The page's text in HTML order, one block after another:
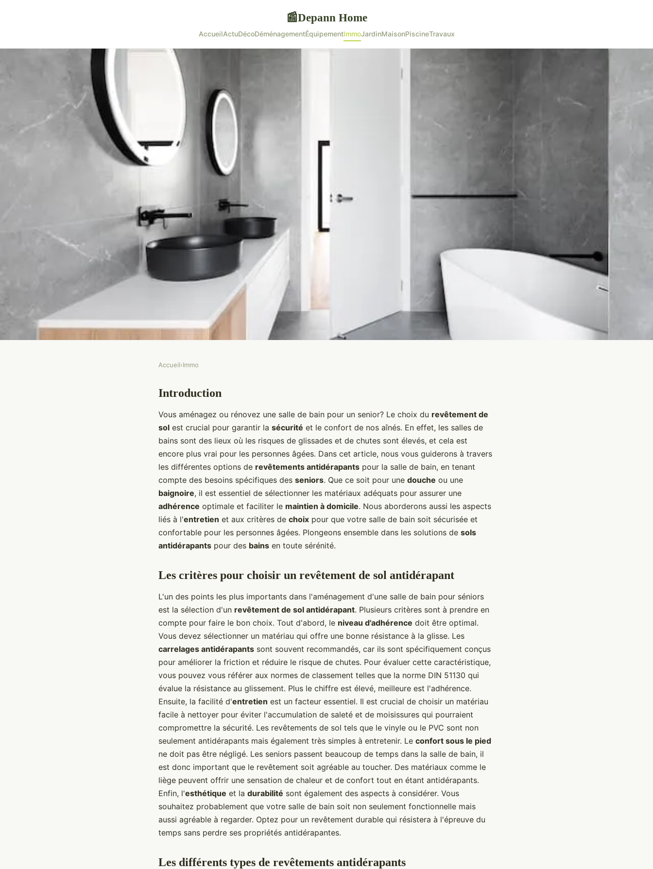
📰Depann Home
AccueilActuDécoDéménagementÉquipementImmoJardinMaisonPiscineTravaux
Comment choisir un revêtement de sol
antidérapant pour une salle de bain
Accueil›Immo
Introduction
Vous aménagez ou rénovez une salle de bain pour un senior? Le choix du revêtement de
sol est crucial pour garantir la sécurité et le confort de nos aînés. En effet, les salles de
bains sont des lieux où les risques de glissades et de chutes sont élevés, et cela est
encore plus vrai pour les personnes âgées. Dans cet article, nous vous guiderons à travers
les différentes options de revêtements antidérapants pour la salle de bain, en tenant
compte des besoins spécifiques des seniors. Que ce soit pour une douche ou une
baignoire, il est essentiel de sélectionner les matériaux adéquats pour assurer une
adhérence optimale et faciliter le maintien à domicile. Nous aborderons aussi les aspects
liés à l'entretien et aux critères de choix pour que votre salle de bain soit sécurisée et
confortable pour les personnes âgées. Plongeons ensemble dans les solutions de sols
antidérapants pour des bains en toute sérénité.
Les critères pour choisir un revêtement de sol antidérapant
L'un des points les plus importants dans l'aménagement d'une salle de bain pour séniors
est la sélection d'un revêtement de sol antidérapant. Plusieurs critères sont à prendre en
compte pour faire le bon choix. Tout d'abord, le niveau d'adhérence doit être optimal.
Vous devez sélectionner un matériau qui offre une bonne résistance à la glisse. Les
carrelages antidérapants sont souvent recommandés, car ils sont spécifiquement conçus
pour améliorer la friction et réduire le risque de chutes. Pour évaluer cette caractéristique,
vous pouvez vous référer aux normes de classement telles que la norme DIN 51130 qui
évalue la résistance au glissement. Plus le chiffre est élevé, meilleure est l'adhérence.
Ensuite, la facilité d'entretien est un facteur essentiel. Il est crucial de choisir un matériau
facile à nettoyer pour éviter l'accumulation de saleté et de moisissures qui pourraient
compromettre la sécurité. Les revêtements de sol tels que le vinyle ou le PVC sont non
seulement antidérapants mais également très simples à entretenir. Le confort sous le pied
ne doit pas être négligé. Les seniors passent beaucoup de temps dans la salle de bain, il
est donc important que le revêtement soit agréable au toucher. Des matériaux comme le
liège peuvent offrir une sensation de chaleur et de confort tout en étant antidérapants.
Enfin, l'esthétique et la durabilité sont également des aspects à considérer. Vous
souhaitez probablement que votre salle de bain soit non seulement fonctionnelle mais
aussi agréable à regarder. Optez pour un revêtement durable qui résistera à l'épreuve du
temps sans perdre ses propriétés antidérapantes.
Les différents types de revêtements antidérapants